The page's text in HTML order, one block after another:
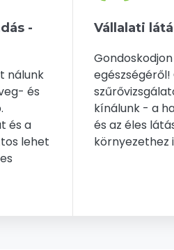
-
nálunk
és
és a
lehet
Vállalati
kínálunk - a
és az éles
környezethez